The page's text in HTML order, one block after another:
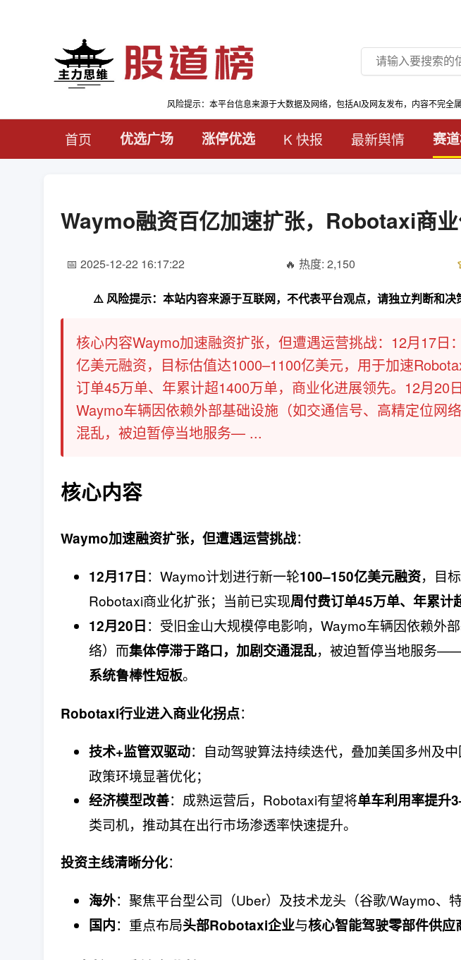
风险提示：本平台信息来源于大数据及网络，包括AI及网友发布，内容不完全
首页 优选广场 涨停优选 K 快报 最新舆情 赛
Waymo融资百亿加速扩张，Robotaxi商
📅 2025-12-22 16:17:22 🔥 热度: 2,150
⚠️ 风险提示：本站内容来源于互联网，不代表平台观点，请独立判断和决
核心内容Waymo加速融资扩张，但遭遇运营挑战：12月17日
亿美元融资，目标估值达1000–1100亿美元，用于加速
订单45万单、年累计超1400万单，商业化进展领先。12月20
Waymo车辆因依赖外部基础设施（如交通信号、高精定位网
混乱，被迫暂停当地服务— ...
核心内容
Waymo加速融资扩张，但遭遇运营挑战：
12月17日：Waymo计划进行新一轮100–150亿美元融资，目
Robotaxi商业化扩张；当前已实现周付费订单45万单、年累计
12月20日：受旧金山大规模停电影响，Waymo车辆因依赖外
络）而集体停滞于路口，加剧交通混乱，被迫暂停当地服务
系统鲁棒性短板。
Robotaxi行业进入商业化拐点：
技术+监管双驱动：自动驾驶算法持续迭代，叠加美国多州及
政策环境显著优化；
经济模型改善：成熟运营后，Robotaxi有望将单车利用率提升
类司机，推动其在出行市场渗透率快速提升。
投资主线清晰分化：
海外：聚焦平台型公司（Uber）及技术龙头（谷歌/Waymo、
国内：重点布局头部Robotaxi企业与核心智能驾驶零部件供应